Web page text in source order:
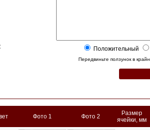
Положительный
Передвиньте ползунок в
Фото 1 Фото 2
Размер
ячейки, мм